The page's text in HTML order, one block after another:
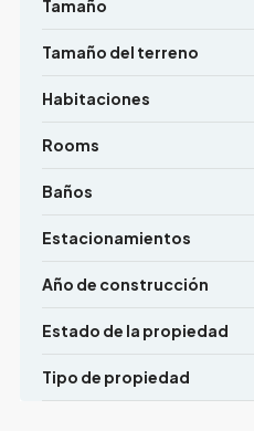
Tamaño
Tamaño del terreno
Habitaciones
Rooms
Baños
Estacionamientos
Año de construcción
Estado de la propiedad
Tipo de propiedad